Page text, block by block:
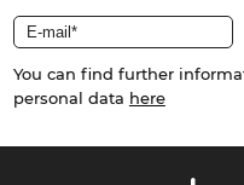
You can find further
personal data here